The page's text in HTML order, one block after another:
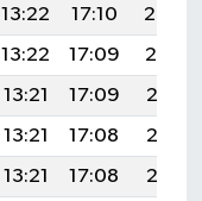
13:22 17:10
20:20
13:22 17:09
20:19
13:21 17:09
20:18
13:21 17:08
20:17
13:21 17:08
20:16